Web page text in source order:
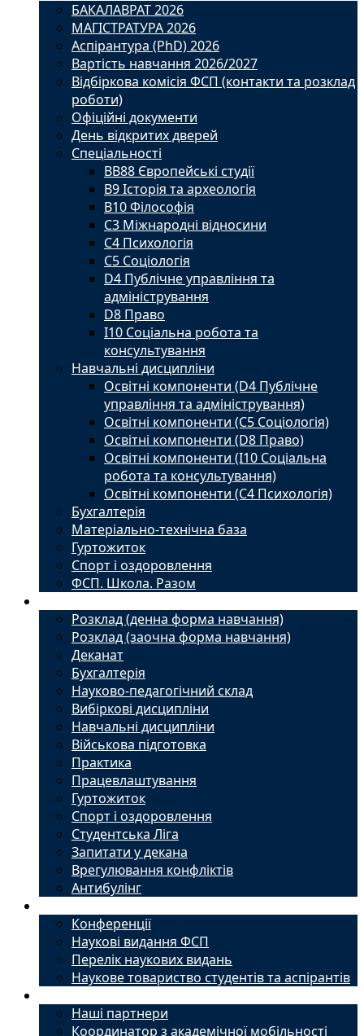
БАКАЛАВРАТ 2026
МАГІСТРАТУРА 2026
Аспірантура (PhD) 2026
Вартість навчання 2026/2027
Відбіркова комісія ФСП (контакти та розклад
роботи)
Офіційні документи
День відкритих дверей
Спеціальності
BВ88 Європейські студії
B9 Історія та археологія
B10 Філософія
C3 Міжнародні відносини
C4 Психологія
С5 Соціологія
D4 Публічне управління та
адміністрування
D8 Право
I10 Соціальна робота та
консультування
Навчальні дисципліни
Освітні компоненти (D4 Публічне
управління та адміністрування)
Освітні компоненти (С5 Соціологія)
Освітні компоненти (D8 Право)
Освітні компоненти (I10 Соціальна
робота та консультування)
Освітні компоненти (С4 Психологія)
Бухгалтерія
Матеріально-технічна база
Гуртожиток
Спорт і оздоровлення
ФСП. Школа. Разом
Розклад (денна форма навчання)
Розклад (заочна форма навчання)
Деканат
Бухгалтерія
Науково-педагогічний склад
Вибіркові дисципліни
Навчальні дисципліни
Військова підготовка
Практика
Працевлаштування
Гуртожиток
Спорт і оздоровлення
Студентська Ліга
Запитати у декана
Врегулювання конфліктів
Антибулінг
Конференції
Наукові видання ФСП
Перелік наукових видань
Наукове товариство студентів та аспірантів
Наші партнери
Координатор з академічної мобільності